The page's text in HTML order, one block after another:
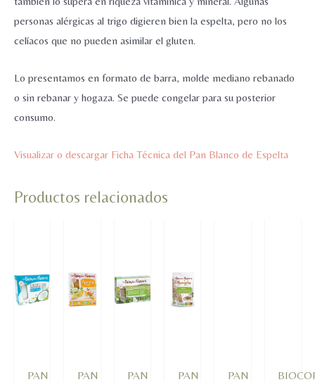
personas alérgicas al trigo digieren bien la espelta, pero no los
celíacos que no pueden asimilar el gluten.
Lo presentamos en formato de barra, molde mediano rebanado
o sin rebanar y hogaza. Se puede congelar para su posterior
consumo.
Visualizar o descargar Ficha Técnica del Pan Blanco de Espelta
Productos relacionados
PAN
PAN
PAN
PAN
PAN